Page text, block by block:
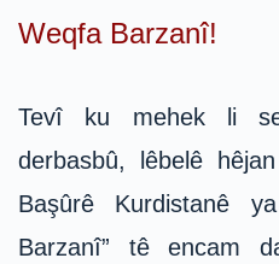
Weqfa Barzanî!
Tevî ku mehek li
derbasbû, lêbelê
Başûrê Kurdistanê
Barzanî” tê encam